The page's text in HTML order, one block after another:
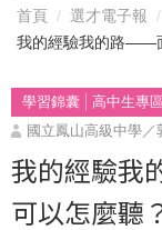
首頁 選才電子報
我的經驗我的路——
學習錦囊 高中生專區
國立鳳山高級中學／
我的經驗我
可以怎麼聽